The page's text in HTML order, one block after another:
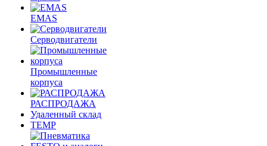
EMAS
Cерводвигатели
Промышленные
корпуса
РАСПРОДАЖА
Удаленный склад
TEMP